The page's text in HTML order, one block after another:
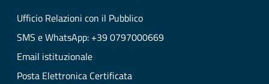
Ufficio Relazioni con il Pubblico
SMS e WhatsApp: +39 0797000669
Email istituzionale
Posta Elettronica Certificata